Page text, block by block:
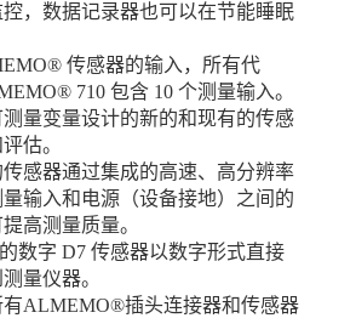
，数据记录器也可以在节能睡眠
传感器的输入，所有代
710 包含 10 个测量输入。
量变量设计的新的和现有的传感
估。
感器通过集成的高速、高分辨率
输入和电源（设备接地）之间的
高测量质量。
数字 D7 传感器以数字形式直接
量仪器。
ALMEMO®插头连接器和传感器